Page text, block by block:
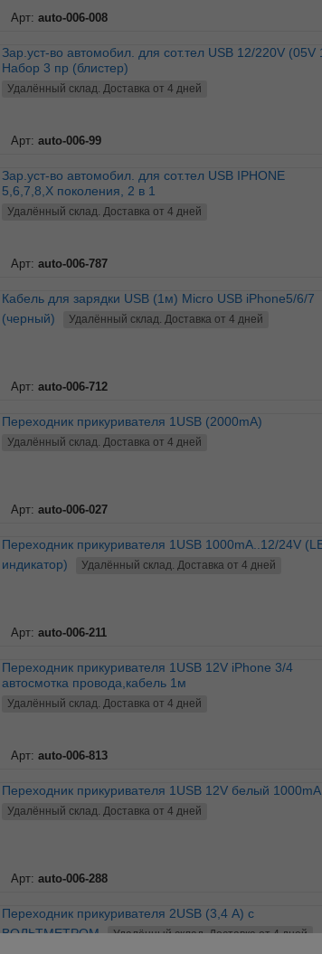
Арт: auto-006-008
Зар.уст-во автомобил. для сот.тел USB 12/220V (05V 1A)
Набор 3 пр (блистер)
Удалённый склад. Доставка от 4 дней
Арт: auto-006-99
Зар.уст-во автомобил. для сот.тел USB IPHONE
5,6,7,8,Х поколения, 2 в 1
Удалённый склад. Доставка от 4 дней
Арт: auto-006-787
Кабель для зарядки USB (1м) Micro USB iPhone5/6/7
(черный)
Удалённый склад. Доставка от 4 дней
Арт: auto-006-712
Переходник прикуривателя 1USB (2000mA)
Удалённый склад. Доставка от 4 дней
Арт: auto-006-027
Переходник прикуривателя 1USB 1000mA..12/24V (LED-
индикатор)
Удалённый склад. Доставка от 4 дней
Арт: auto-006-211
Переходник прикуривателя 1USB 12V iPhone 3/4
автосмотка провода,кабель 1м
Удалённый склад. Доставка от 4 дней
Арт: auto-006-813
Переходник прикуривателя 1USB 12V белый 1000mA
Удалённый склад. Доставка от 4 дней
Арт: auto-006-288
Переходник прикуривателя 2USB (3,4 А) с
ВОЛЬТМЕТРОМ
Удалённый склад. Доставка от 4 дней